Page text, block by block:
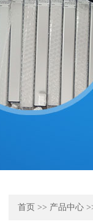
首页 >> 产品中心